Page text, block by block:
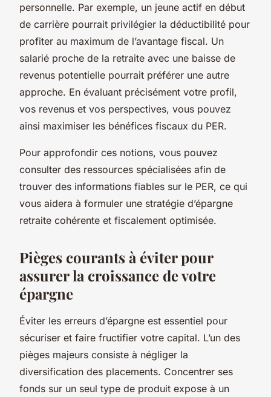
personnelle. Par exemple, un jeune actif en début
de carrière pourrait privilégier la déductibilité pour
profiter au maximum de l’avantage fiscal. Un
salarié proche de la retraite avec une baisse de
revenus potentielle pourrait préférer une autre
approche. En évaluant précisément votre profil,
vos revenus et vos perspectives, vous pouvez
ainsi maximiser les bénéfices fiscaux du PER.
Pour approfondir ces notions, vous pouvez
consulter des ressources spécialisées afin de
trouver des informations fiables sur le PER, ce qui
vous aidera à formuler une stratégie d’épargne
retraite cohérente et fiscalement optimisée.
Pièges courants à éviter pour
assurer la croissance de votre
épargne
Éviter les erreurs d’épargne est essentiel pour
sécuriser et faire fructifier votre capital. L’un des
pièges majeurs consiste à négliger la
diversification des placements. Concentrer ses
fonds sur un seul type de produit expose à un